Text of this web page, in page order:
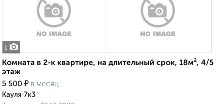
1
Комната в 2-к квартире, на длительный срок, 18м², 4/5
этаж
5 500 ₽ в месяц
Кауля 7к3